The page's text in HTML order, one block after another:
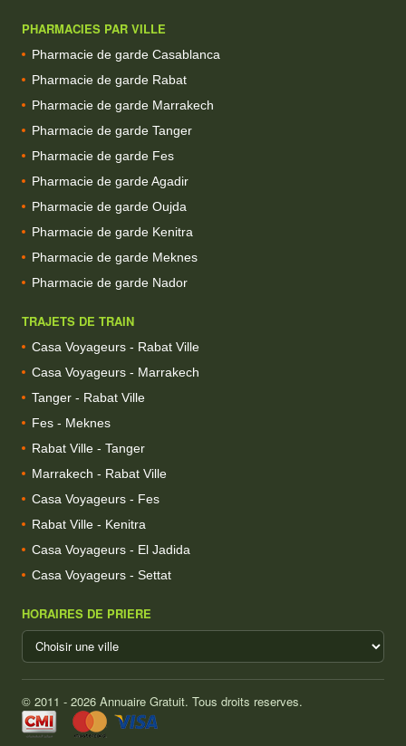
PHARMACIES PAR VILLE
Pharmacie de garde Casablanca
Pharmacie de garde Rabat
Pharmacie de garde Marrakech
Pharmacie de garde Tanger
Pharmacie de garde Fes
Pharmacie de garde Agadir
Pharmacie de garde Oujda
Pharmacie de garde Kenitra
Pharmacie de garde Meknes
Pharmacie de garde Nador
TRAJETS DE TRAIN
Casa Voyageurs - Rabat Ville
Casa Voyageurs - Marrakech
Tanger - Rabat Ville
Fes - Meknes
Rabat Ville - Tanger
Marrakech - Rabat Ville
Casa Voyageurs - Fes
Rabat Ville - Kenitra
Casa Voyageurs - El Jadida
Casa Voyageurs - Settat
HORAIRES DE PRIERE
© 2011 - 2026 Annuaire Gratuit. Tous droits reserves.